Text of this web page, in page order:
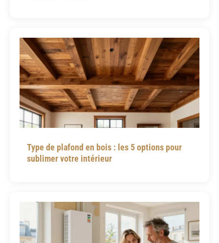
Type de plafond en bois : les 5 options pour
sublimer votre intérieur